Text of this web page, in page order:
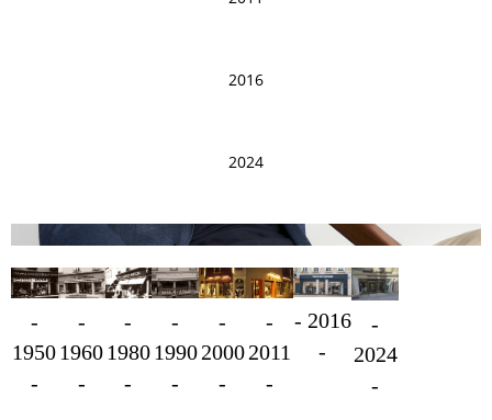
2016
2024
-
1950
-
-
1960
-
-
1980
-
-
1990
-
-
2000
-
-
2011
-
- 2016
-
-
2024
-